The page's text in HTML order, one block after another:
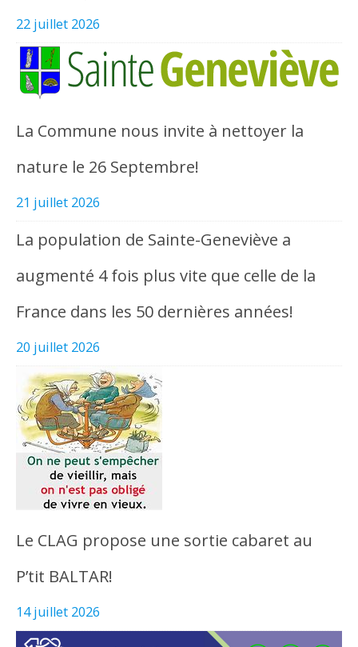
22 juillet 2026
La Commune nous invite à nettoyer la
nature le 26 Septembre!
21 juillet 2026
La population de Sainte-Geneviève a
augmenté 4 fois plus vite que celle de la
France dans les 50 dernières années!
20 juillet 2026
Le CLAG propose une sortie cabaret au
P’tit BALTAR!
14 juillet 2026